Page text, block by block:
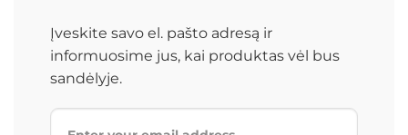
Įveskite savo el. pašto adresą ir
informuosime jus, kai produktas vėl bus
sandėlyje.